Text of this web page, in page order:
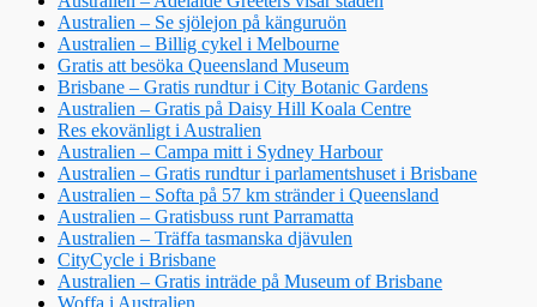
Australien – Se sjölejon på känguruön
Australien – Billig cykel i Melbourne
Gratis att besöka Queensland Museum
Brisbane – Gratis rundtur i City Botanic Gardens
Australien – Gratis på Daisy Hill Koala Centre
Res ekovänligt i Australien
Australien – Campa mitt i Sydney Harbour
Australien – Gratis rundtur i parlamentshuset i Brisbane
Australien – Softa på 57 km stränder i Queensland
Australien – Gratisbuss runt Parramatta
Australien – Träffa tasmanska djävulen
CityCycle i Brisbane
Australien – Gratis inträde på Museum of Brisbane
Woffa i Australien